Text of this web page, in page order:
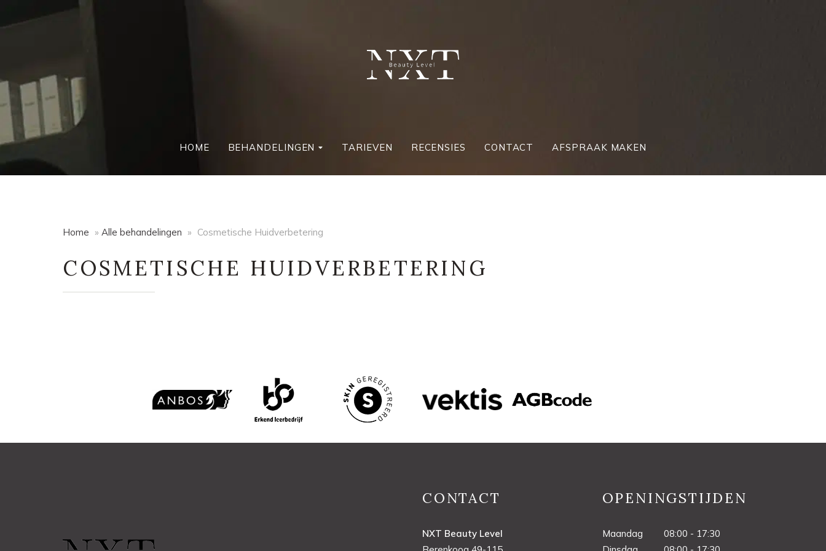
HOME BEHANDELINGEN TARIEVEN RECENSIES CONTACT AFSPRAAK MAKEN
Home » Alle behand­elingen » Cosmetische Huidverbetering
COSMETISCHE HUIDVERBETERING
CONTACT
NXT Beauty Level
OPENINGSTIJDEN
Maandag
08:00 - 17:30